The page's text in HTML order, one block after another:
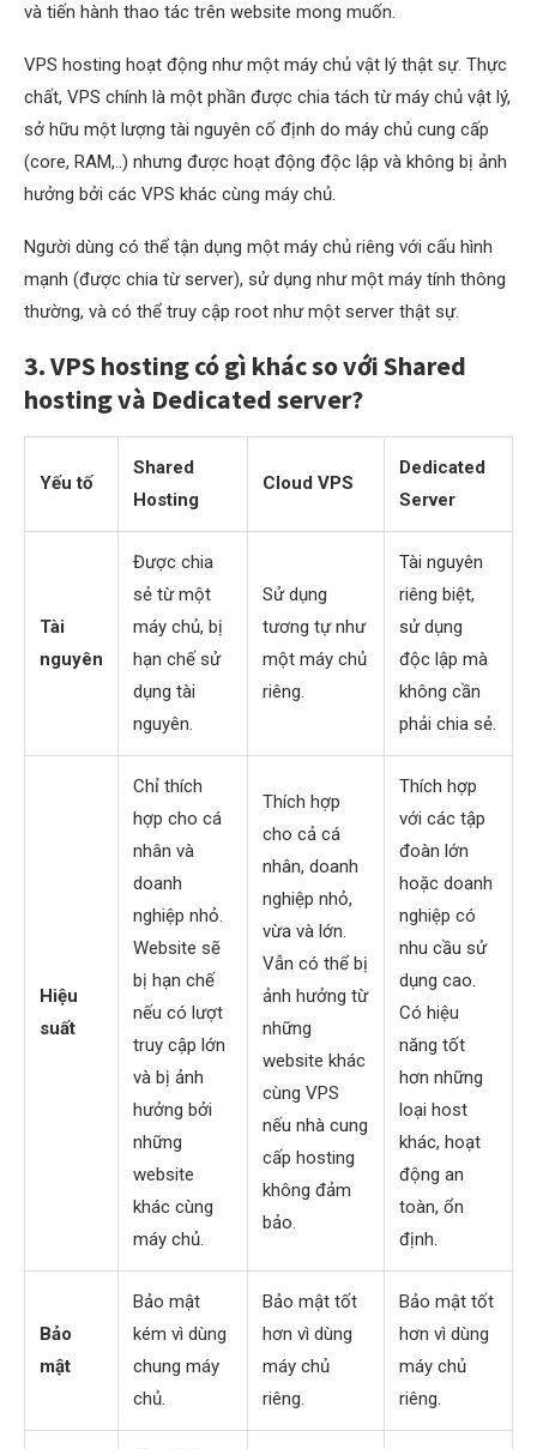
và tiến hành thao tác trên website mong muốn.
VPS hosting hoạt động như một máy chủ vật lý thật sự. Thực
chất, VPS chính là một phần được chia tách từ máy chủ vật lý,
sở hữu một lượng tài nguyên cố định do máy chủ cung cấp
(core, RAM,..) nhưng được hoạt động độc lập và không bị ảnh
hưởng bởi các VPS khác cùng máy chủ.
Người dùng có thể tận dụng một máy chủ riêng với cấu hình
mạnh (được chia từ server), sử dụng như một máy tính thông
thường, và có thể truy cập root như một server thật sự.
3. VPS hosting có gì khác so với Shared
hosting và Dedicated server?
Yếu tố
Shared
Hosting
Cloud VPS
Dedicated
Server
Tài
nguyên
Được chia
sẻ từ một
máy chủ, bị
hạn chế sử
dụng tài
nguyên.
Sử dụng
tương tự như
một máy chủ
riêng.
Tài nguyên
riêng biệt,
sử dụng
độc lập mà
không cần
phải chia sẻ.
Hiệu
suất
Chỉ thích
hợp cho cá
nhân và
doanh
nghiệp nhỏ.
Website sẽ
bị hạn chế
nếu có lượt
truy cập lớn
và bị ảnh
hưởng bởi
những
website
khác cùng
máy chủ.
Thích hợp
cho cả cá
nhân, doanh
nghiệp nhỏ,
vừa và lớn.
Vẫn có thể bị
ảnh hưởng từ
những
website khác
cùng VPS
nếu nhà cung
cấp hosting
không đảm
bảo.
Thích hợp
với các tập
đoàn lớn
hoặc doanh
nghiệp có
nhu cầu sử
dụng cao.
Có hiệu
năng tốt
hơn những
loại host
khác, hoạt
động an
toàn, ổn
định.
Bảo
mật
Bảo mật
kém vì dùng
chung máy
chủ.
Bảo mật tốt
hơn vì dùng
máy chủ
riêng.
Bảo mật tốt
hơn vì dùng
máy chủ
riêng.